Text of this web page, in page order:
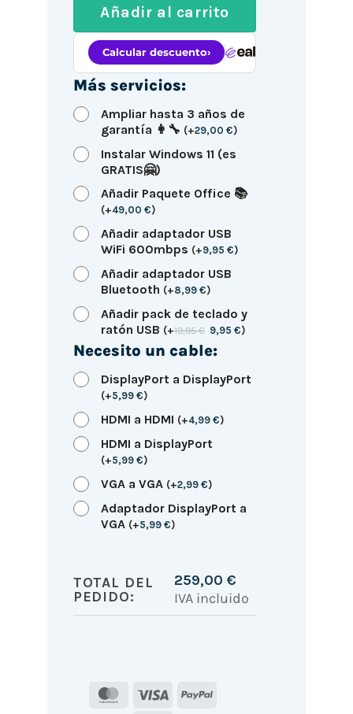
Añadir al carrito
Más servicios:
Ampliar hasta 3 años de
garantía 👩‍🔧 (+29,00 €)
Instalar Windows 11 (es
GRATIS🤗)
Añadir Paquete Office 📚
(+49,00 €)
Añadir adaptador USB
WiFi 600mbps (+9,95 €)
Añadir adaptador USB
Bluetooth (+8,99 €)
Añadir pack de teclado y
ratón USB (+19,95€ 9,95€)
Necesito un cable:
DisplayPort a DisplayPort
(+5,99 €)
HDMI a HDMI (+4,99 €)
HDMI a DisplayPort
(+5,99 €)
VGA a VGA (+2,99 €)
Adaptador DisplayPort a
VGA (+5,99 €)
TOTAL DEL
PEDIDO:
259,00 €
IVA incluido
MasterCard
Visa
PayPal